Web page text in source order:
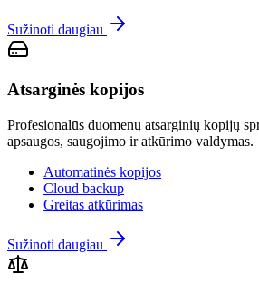
Sužinoti daugiau
Atsarginės kopijos
Profesionalūs duomenų atsarginių kopijų
apsaugos, saugojimo ir atkūrimo valdymas.
Automatinės kopijos
Cloud backup
Greitas atkūrimas
Sužinoti daugiau